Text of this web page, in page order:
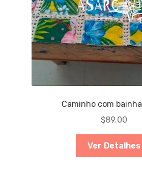
Caminho com
$89.00
Ver Detalhes